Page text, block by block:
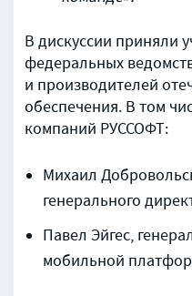
В дискуссии приняли
федеральных
и производителей
обеспечения. В том
компаний РУССОФТ:
Михаил
генерального
Павел Эйгес,
мобильной